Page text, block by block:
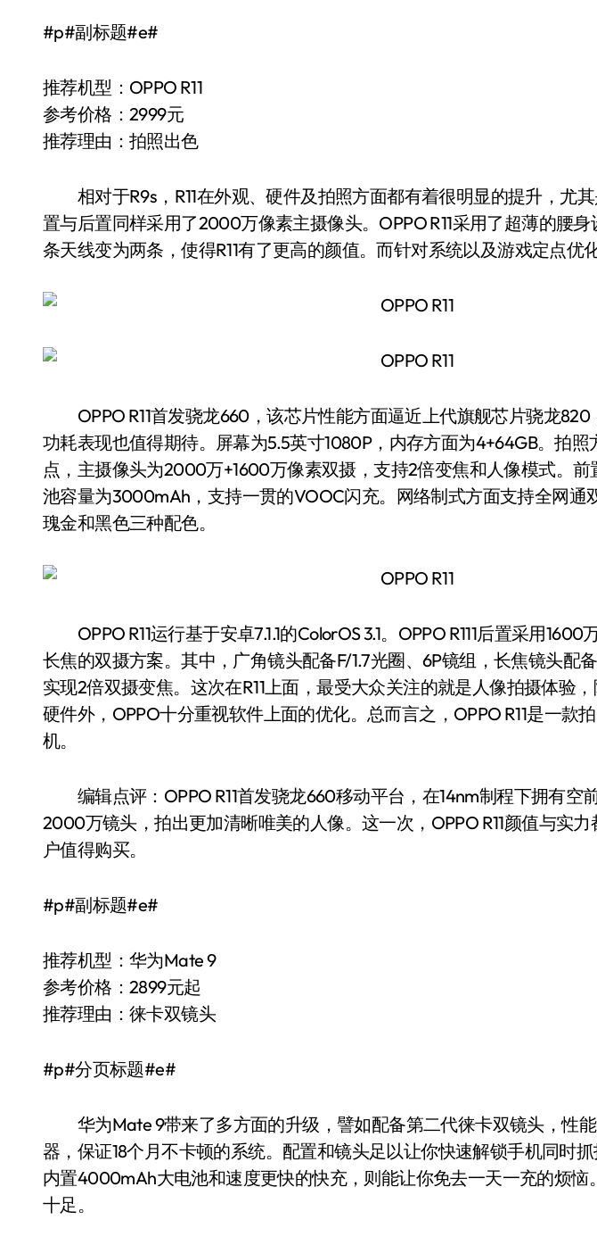
#p#副标题#e#
推荐机型：OPPO R11
参考价格：2999元
推荐理由：拍照出色
相对于R9s，R11在外观、硬件及拍照方面都有着很明显的提升，尤其
置与后置同样采用了2000万像素主摄像头。OPPO R11采用了超薄的腰
条天线变为两条，使得R11有了更高的颜值。而针对系统以及游戏定点优
OPPO R11首发骁龙660，该芯片性能方面逼近上代旗舰芯片骁龙820
功耗表现也值得期待。屏幕为5.5英寸1080P，内存方面为4+64GB。拍
点，主摄像头为2000万+1600万像素双摄，支持2倍变焦和人像模式。
池容量为3000mAh，支持一贯的VOOC闪充。网络制式方面支持全网通
瑰金和黑色三种配色。
OPPO R11运行基于安卓7.1.1的ColorOS 3.1。OPPO R111后置采用
长焦的双摄方案。其中，广角镜头配备F/1.7光圈、6P镜组，长焦镜头配
实现2倍双摄变焦。这次在R11上面，最受大众关注的就是人像拍摄体验
硬件外，OPPO十分重视软件上面的优化。总而言之，OPPO R11是一款
机。
编辑点评：OPPO R11首发骁龙660移动平台，在14nm制程下拥有空
2000万镜头，拍出更加清晰唯美的人像。这一次，OPPO R11颜值与实
户值得购买。
#p#副标题#e#
推荐机型：华为Mate 9
参考价格：2899元起
推荐理由：徕卡双镜头
#p#分页标题#e#
华为Mate 9带来了多方面的升级，譬如配备第二代徕卡双镜头，性
器，保证18个月不卡顿的系统。配置和镜头足以让你快速解锁手机同时
内置4000mAh大电池和速度更快的快充，则能让你免去一天一充的烦恼
十足。